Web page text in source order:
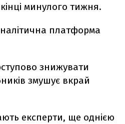
минулого тижня.
платформа
знижувати
змушує вкрай
експерти, ще однією